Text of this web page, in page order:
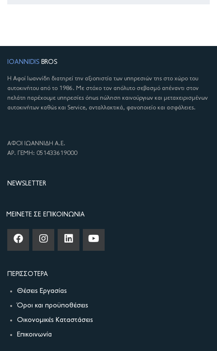
IOANNIDIS BROS
Η Αφοί Ιωαννίδη διατηρεί την αξιοπιστία των υπηρεσιών της στο χώρο του
αυτοκινήτου από το 1986. Με στόχο τον απόλυτο σεβασμό απέναντι στον
πελάτη παρέχουμε υπηρεσίες όπως πώληση καινούργιων και μεταχειρισμένων
αυτοκινήτων καθώς και Service, ανταλλακτικά, φανοποιείο και ασφάλειες.
ΑΦΟΙ ΙΩΑΝΝΙΔΗ Α.Ε.
ΑΡ. ΓΕΜΗ: 051433619000
NEWSLETTER
ΜΕΊΝΕΤΕ ΣΕ ΕΠΙΚΟΙΝΩΝΊΑ
ΠΕΡΙΣΣΌΤΕΡΑ
Θέσεις Εργασίας
Όροι και προϋποθέσεις
Οικονομικές Καταστάσεις
Επικοινωνία